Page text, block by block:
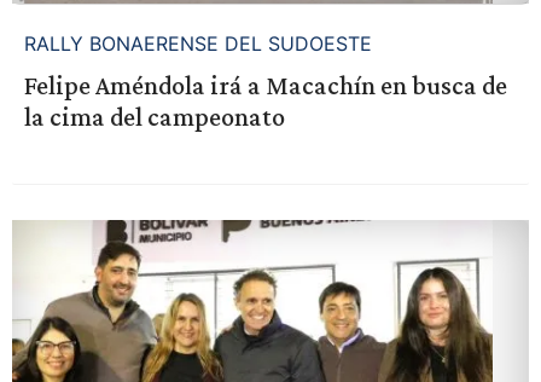
RALLY BONAERENSE DEL SUDOESTE
Felipe Améndola irá a Macachín en busca de
la cima del campeonato